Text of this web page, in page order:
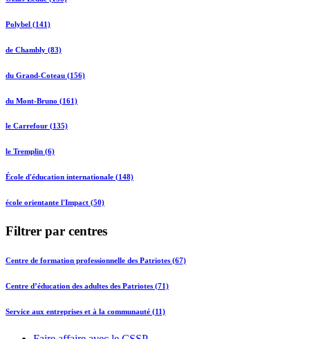
Polybel (141)
de Chambly (83)
du Grand-Coteau (156)
du Mont-Bruno (161)
le Carrefour (135)
le Tremplin (6)
École d'éducation internationale (148)
école orientante l'Impact (50)
Filtrer par centres
Centre de formation professionnelle des Patriotes (67)
Centre d’éducation des adultes des Patriotes (71)
Service aux entreprises et à la communauté (11)